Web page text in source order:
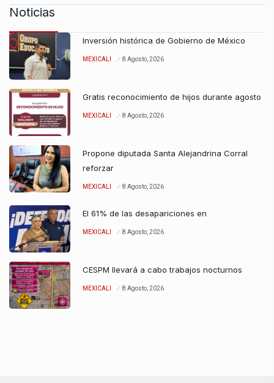
Noticias
Inversión histórica de Gobierno de México
MEXICALI 8 Agosto, 2026
Gratis reconocimiento de hijos durante agosto
MEXICALI 8 Agosto, 2026
Propone diputada Santa Alejandrina Corral
reforzar
MEXICALI 8 Agosto, 2026
El 61% de las desapariciones en
MEXICALI 8 Agosto, 2026
CESPM llevará a cabo trabajos nocturnos
MEXICALI 8 Agosto, 2026